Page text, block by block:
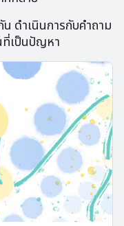
ดําเนินการกับคําถาม
ที่เป็นปัญหา